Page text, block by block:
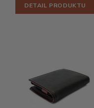
DETAIL PRODUKTU